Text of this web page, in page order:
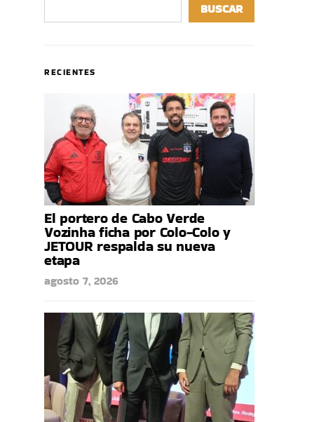
BUSCAR
RECIENTES
El portero de Cabo Verde
Vozinha ficha por Colo-Colo y
JETOUR respalda su nueva
etapa
agosto 7, 2026